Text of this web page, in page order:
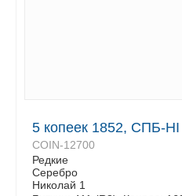
5 копеек 1852, СПБ-HI
COIN-12700
Редкие
Серебро
Николай 1